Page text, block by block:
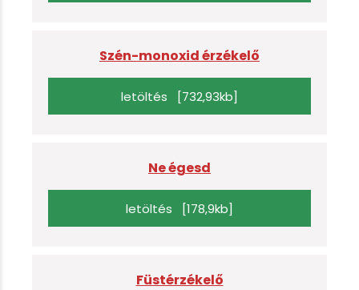
Szén-monoxid érzékelő
letöltés [732,93kb]
Ne égesd
letöltés [178,9kb]
Füstérzékelő